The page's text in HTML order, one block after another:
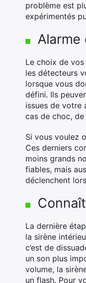
problème est
expérimentés
Alarme
Le choix de
les détecteurs
lorsque vous
défini. Ils
issues de votre
cas de choc,
Si vous voulez
Ces derniers
moins grands
fiables, mais
déclenchent
La dernière
la sirène
c’est de
un son plus
volume, la
un flash. Pour